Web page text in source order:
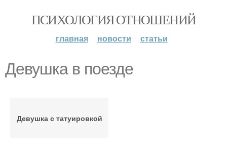
ПСИХОЛОГИЯ ОТНОШЕНИЙ
главная новости статьи
Девушка в поезде
Девушка с татуировкой